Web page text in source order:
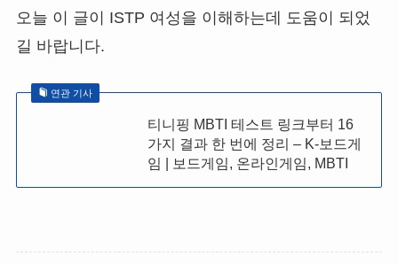
오늘 이 글이 ISTP 여성을 이해하는데 도움이 되었
길 바랍니다.
연관 기사
티니핑 MBTI 테스트 링크부터 16
가지 결과 한 번에 정리 – K-보드게
임 | 보드게임, 온라인게임, MBTI